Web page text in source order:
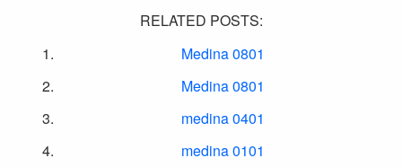
RELATED POSTS:
Medina 0801
Medina 0801
medina 0401
medina 0101